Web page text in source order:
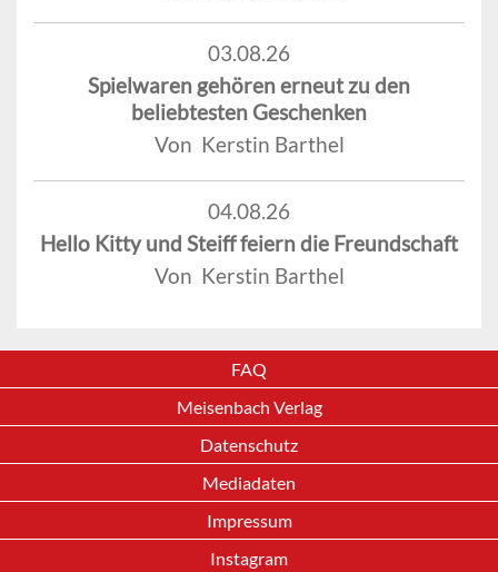
03.08.26
Spielwaren gehören erneut zu den
beliebtesten Geschenken
Von Kerstin Barthel
04.08.26
Hello Kitty und Steiff feiern die Freundschaft
Von Kerstin Barthel
FAQ
Meisenbach Verlag
Datenschutz
Mediadaten
Impressum
Instagram